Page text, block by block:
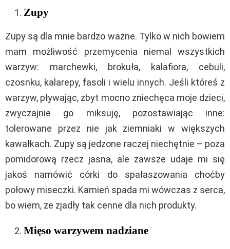
Zupy
Zupy są dla mnie bardzo ważne. Tylko w nich bowiem
mam możliwość przemycenia niemal wszystkich
warzyw: marchewki, brokuła, kalafiora, cebuli,
czosnku, kalarepy, fasoli i wielu innych. Jeśli któreś z
warzyw, pływając, zbyt mocno zniechęca moje dzieci,
zwyczajnie go miksuję, pozostawiając inne:
tolerowane przez nie jak ziemniaki w większych
kawałkach. Zupy są jedzone raczej niechętnie – poza
pomidorową rzecz jasna, ale zawsze udaje mi się
jakoś namówić córki do spałaszowania choćby
połowy miseczki. Kamień spada mi wówczas z serca,
bo wiem, że zjadły tak cenne dla nich produkty.
Mięso warzywem nadziane